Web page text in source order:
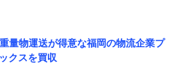
量物運送が得意な福岡の物流企業プ
クスを買収